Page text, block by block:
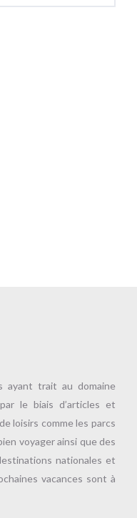
ayant trait au domaine
le biais d’articles et
loisirs comme les parcs
voyager ainsi que des
nationales et
vacances sont à